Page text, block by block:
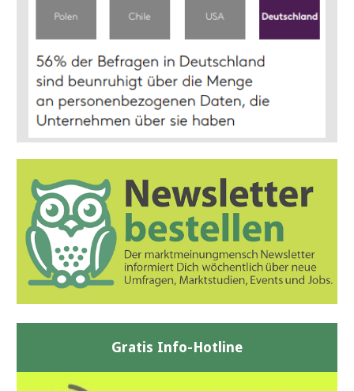
Gratis Info-Hotline